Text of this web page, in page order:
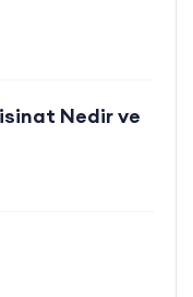
Nedir ve